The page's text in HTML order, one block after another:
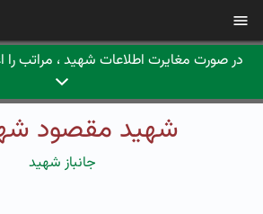
در صورت مغایرت اطلاعات شهید ، مراتب را
شهید مقصود
جانباز شهید